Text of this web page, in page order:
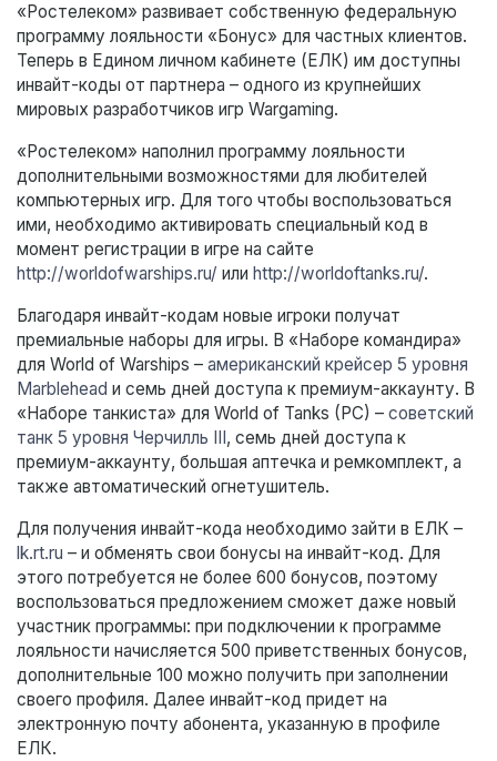
«Ростелеком» развивает собственную федеральную
программу лояльности «Бонус» для частных клиентов.
Теперь в Едином личном кабинете (ЕЛК) им доступны
инвайт-коды от партнера – одного из крупнейших
мировых разработчиков игр Wargaming.
«Ростелеком» наполнил программу лояльности
дополнительными возможностями для любителей
компьютерных игр. Для того чтобы воспользоваться
ими, необходимо активировать специальный код в
момент регистрации в игре на сайте
http://worldofwarships.ru/ или http://worldoftanks.ru/.
Благодаря инвайт-кодам новые игроки получат
премиальные наборы для игры. В «Наборе командира»
для World of Warships – американский крейсер 5 уровня
Marblehead и семь дней доступа к премиум-аккаунту. В
«Наборе танкиста» для World of Tanks (PC) – советский
танк 5 уровня Черчилль III , семь дней доступа к
премиум-аккаунту, большая аптечка и ремкомплект, а
также автоматический огнетушитель.
Для получения инвайт-кода необходимо зайти в ЕЛК –
lk.rt.ru – и обменять свои бонусы на инвайт-код. Для
этого потребуется не более 600 бонусов, поэтому
воспользоваться предложением сможет даже новый
участник программы: при подключении к программе
лояльности начисляется 500 приветственных бонусов,
дополнительные 100 можно получить при заполнении
своего профиля. Далее инвайт-код придет на
электронную почту абонента, указанную в профиле
ЕЛК.